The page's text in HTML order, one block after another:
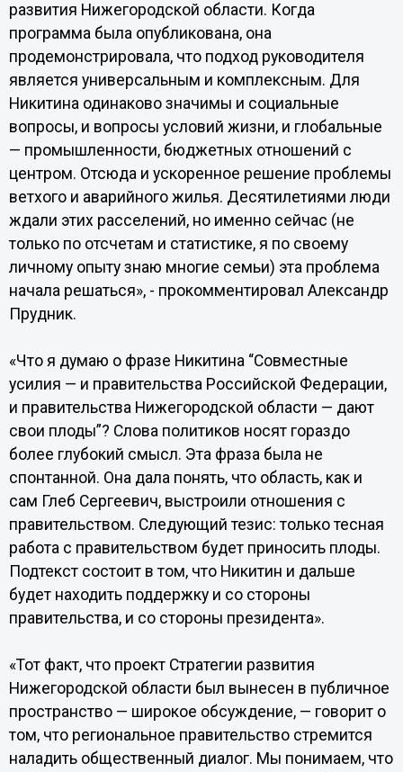
развития Нижегородской области. Когда
программа была опубликована, она
продемонстрировала, что подход руководителя
является универсальным и комплексным. Для
Никитина одинаково значимы и социальные
вопросы, и вопросы условий жизни, и глобальные
— промышленности, бюджетных отношений с
центром. Отсюда и ускоренное решение проблемы
ветхого и аварийного жилья. Десятилетиями люди
ждали этих расселений, но именно сейчас (не
только по отсчетам и статистике, я по своему
личному опыту знаю многие семьи) эта проблема
начала решаться», - прокомментировал Александр
Прудник.
«Что я думаю о фразе Никитина “Совместные
усилия — и правительства Российской Федерации,
и правительства Нижегородской области — дают
свои плоды”? Слова политиков носят гораздо
более глубокий смысл. Эта фраза была не
спонтанной. Она дала понять, что область, как и
сам Глеб Сергеевич, выстроили отношения с
правительством. Следующий тезис: только тесная
работа с правительством будет приносить плоды.
Подтекст состоит в том, что Никитин и дальше
будет находить поддержку и со стороны
правительства, и со стороны президента».
«Тот факт, что проект Стратегии развития
Нижегородской области был вынесен в публичное
пространство — широкое обсуждение, — говорит о
том, что региональное правительство стремится
наладить общественный диалог. Мы понимаем, что